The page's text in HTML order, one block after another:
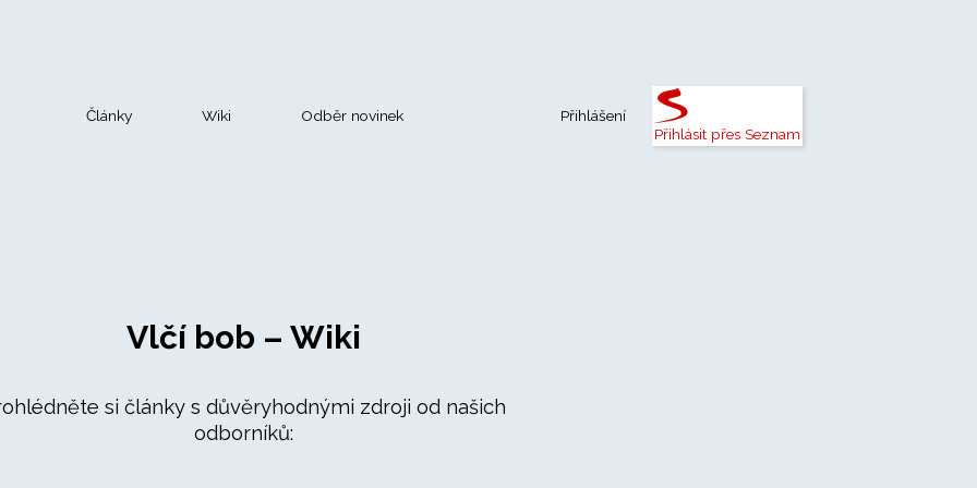
Články Wiki Odběr novinek
Přihlášení
Přihlásit přes Seznam
Vlčí bob – Wiki
si články s důvěryhodnými zdroji od našich
odborníků: